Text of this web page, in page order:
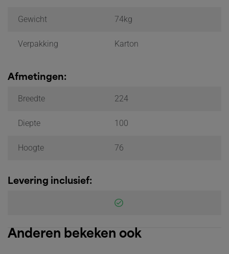
Gewicht 74kg
Verpakking Karton
Afmetingen:
Breedte 224
Diepte 100
Hoogte 76
Levering inclusief:
Anderen bekeken ook